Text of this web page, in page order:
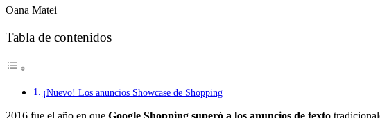
Oana Matei
Tabla de contenidos
¡Nuevo! Los anuncios Showcase de Shopping